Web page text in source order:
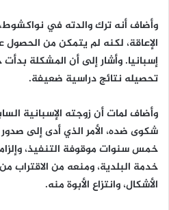
وأضاف أنه ترك والدته في
الإعاقة، لكنه لم يتمكن من
إسبانيا. وأشار إلى أن المشكلة
تحصيله نتائج دراسية ضعيفة.
وأضاف لمات أن زوجته الإسبانية
شكوى ضده، الأمر الذي أدى إلى
خمس سنوات موقوفة التنفيذ،
خدمة البلدية، ومنعه من الاقتراب
الأشكال، وانتزاع الأبوة منه.